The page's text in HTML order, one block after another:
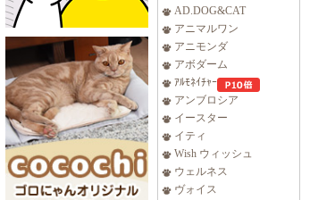
AD.DOG&CAT
アニマルワン
アニモンダ
アボダーム
ｱﾙﾓﾈｲﾁｬｰ
アンブロシア
イースター
イティ
Wish ウィッシュ
ウェルネス
ヴォイス